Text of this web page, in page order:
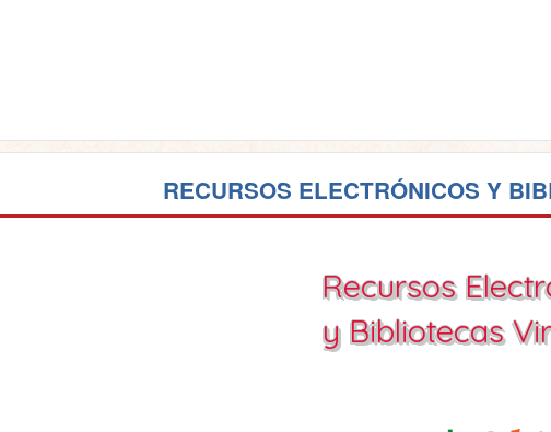
RECURSOS ELECTRÓNICOS Y
Recursos
y Bibliotecas